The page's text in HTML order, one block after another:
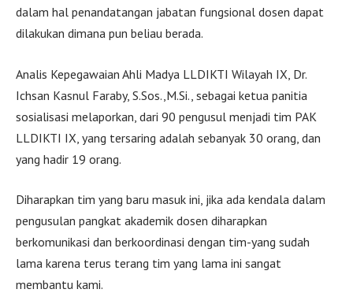
dalam hal penandatangan jabatan fungsional dosen dapat
dilakukan dimana pun beliau berada.
Analis Kepegawaian Ahli Madya LLDIKTI Wilayah IX, Dr.
Ichsan Kasnul Faraby, S.Sos.,M.Si., sebagai ketua panitia
sosialisasi melaporkan, dari 90 pengusul menjadi tim PAK
LLDIKTI IX, yang tersaring adalah sebanyak 30 orang, dan
yang hadir 19 orang.
Diharapkan tim yang baru masuk ini, jika ada kendala dalam
pengusulan pangkat akademik dosen diharapkan
berkomunikasi dan berkoordinasi dengan tim-yang sudah
lama karena terus terang tim yang lama ini sangat
membantu kami.